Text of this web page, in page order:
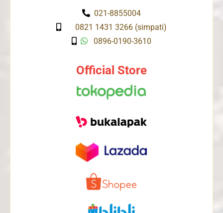
021-8855004
0821 1431 3266 (simpati)
0896-0190-3610
Official Store